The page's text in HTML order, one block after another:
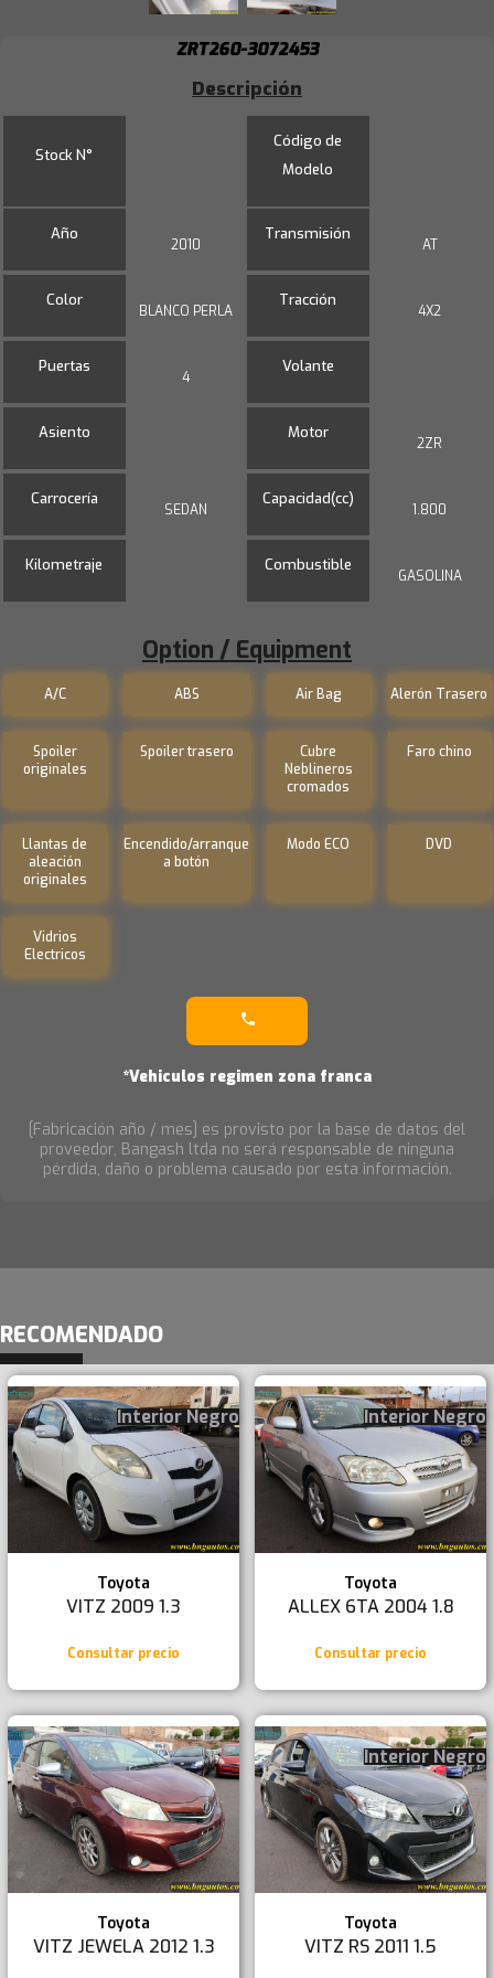
ZRT260-3072453
Descripción
Stock N°
Código de
Modelo
Año
2010
Transmisión
AT
Color
BLANCO PERLA
Tracción
4X2
Puertas
4
Volante
Asiento Motor
2ZR
Carrocería
SEDAN
Capacidad(cc)
1.800
Kilometraje Combustible
GASOLINA
Option / Equipment
A/C ABS Air Bag Alerón Trasero
Spoiler
originales
Spoiler trasero
Cubre
Neblineros
cromados
Faro chino
Llantas de
aleación
originales
Encendido/arranque
a botón
Modo ECO DVD
Vidrios
Electricos
*Vehiculos regimen zona franca
[Fabricación año / mes] es provisto por la base de datos del
proveedor, Bangash ltda no será responsable de ninguna
pérdida, daño o problema causado por esta información.
RECOMENDADO
Toyota
VITZ 2009 1.3
Consultar precio
Interior Negro
Toyota
ALLEX 6TA 2004 1.8
Consultar precio
Interior Negro
Toyota
VITZ JEWELA 2012 1.3
Toyota
VITZ RS 2011 1.5
Interior Negro